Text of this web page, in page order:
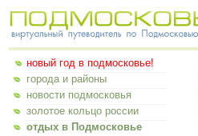
новый год в подмосковье!
города и районы
новости подмосковья
золотое кольцо россии
отдых в Подмосковье